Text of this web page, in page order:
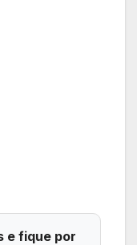
e fique por